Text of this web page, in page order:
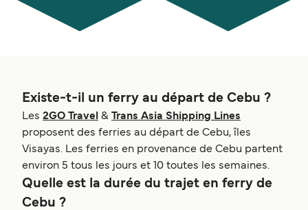
Existe-t-il un ferry au départ de Cebu ?
Les 2GO Travel & Trans Asia Shipping Lines
proposent des ferries au départ de Cebu, îles
Visayas. Les ferries en provenance de Cebu partent
environ 5 tous les jours et 10 toutes les semaines.
Quelle est la durée du trajet en ferry de
Cebu ?